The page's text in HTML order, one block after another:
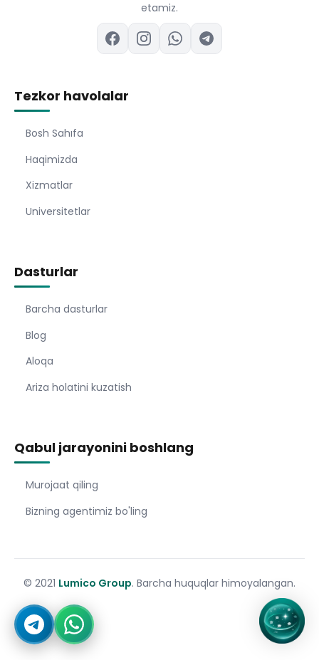
etamiz.
Tezkor havolalar
Bosh Sahıfa
Haqimizda
Xizmatlar
Universitetlar
Dasturlar
Barcha dasturlar
Blog
Aloqa
Ariza holatini kuzatish
Qabul jarayonini boshlang
Murojaat qiling
Bizning agentimiz bo'ling
© 2021 Lumico Group. Barcha huquqlar himoyalangan.